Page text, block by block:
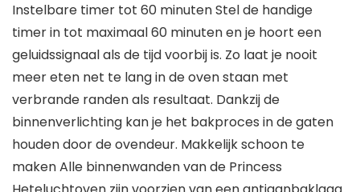
Instelbare timer tot 60 minuten Stel de handige
timer in tot maximaal 60 minuten en je hoort een
geluidssignaal als de tijd voorbij is. Zo laat je nooit
meer eten net te lang in de oven staan met
verbrande randen als resultaat. Dankzij de
binnenverlichting kan je het bakproces in de gaten
houden door de ovendeur. Makkelijk schoon te
maken Alle binnenwanden van de Princess